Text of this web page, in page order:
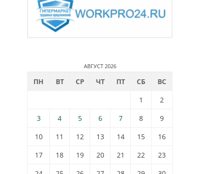
АВГУСТ 2026
ПН ВТ СР ЧТ ПТ СБ
ВС
1
2
3
4 5 6 7 8
9
10
11 12 13 14 15
16
17
18 19 20 21 22
23